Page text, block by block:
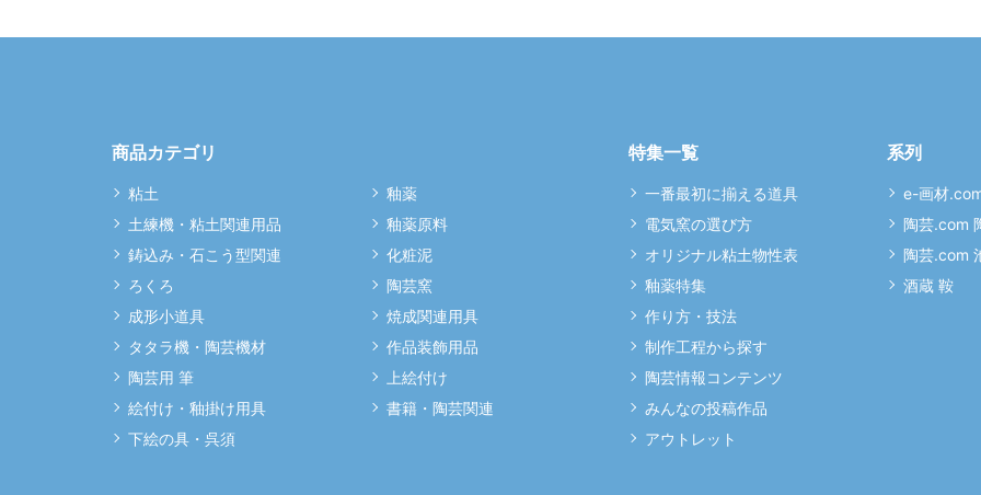
商品カテゴリ
粘土
土練機・粘土関連用品
鋳込み・石こう型関連
ろくろ
成形小道具
タタラ機・陶芸機材
陶芸用 筆
絵付け・釉掛け用具
下絵の具・呉須
釉薬
釉薬原料
化粧泥
陶芸窯
焼成関連用具
作品装飾用品
上絵付け
書籍・陶芸関連
特集一覧
一番最初に揃える道具
電気窯の選び方
オリジナル粘土物性表
釉薬特集
作り方・技法
制作工程から探す
陶芸情報コンテンツ
みんなの投稿作品
アウトレット
系列
e-画材
陶芸.com
陶芸.com
酒蔵 鞍